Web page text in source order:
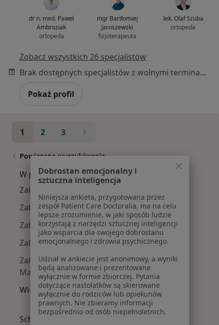
dr n. med. Paweł
Ambroziak
ortopeda
mgr Bartłomiej
Jaroszewski
fizjoterapeuta
lek. Olaf Szuba
ortopeda
Zobacz wszystkich 26 specjalistów
Brak dostępnych specjalistów z wolnymi terminami w tym centrum medycznym.
Pokaż profil
1 2 3
Powiązane wyszukiwania
W pobliżu Otwocka
Zaburzenia emocjonalne w Warszawie
Zaburzenia emocjonalne w Piasecznie
Zaburzenia emocjonalne w Legionowie
Zaburzenia emocjonalne w Pruszkowie
Zaburzenia emocjonalne w Grodzisku
Mazowieckim
Więcej (14)
Więcej w kategorii: W pobliżu Otwocka
Schorzenia w Otwocku
Dobrostan emocjonalny i
sztuczna inteligencja
Niniejsza ankieta, przygotowana przez
zespół Patient Care Doctoralia, ma na celu
lepsze zrozumienie, w jaki sposób ludzie
korzystają z narzędzi sztucznej inteligencji
jako wsparcia dla swojego dobrostanu
emocjonalnego i zdrowia psychicznego.
Udział w ankiecie jest anonimowy, a wyniki
będą analizowane i prezentowane
wyłącznie w formie zbiorczej. Pytania
dotyczące nastolatków są skierowane
wyłącznie do rodziców lub opiekunów
prawnych. Nie zbieramy informacji
bezpośrednio od osób niepełnoletnich.